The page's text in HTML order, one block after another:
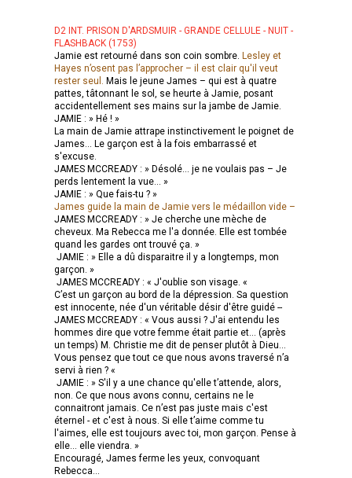
D2 INT. PRISON D'ARDSMUIR - GRANDE CELLULE - NUIT -
FLASHBACK (1753)
Jamie est retourné dans son coin sombre. Lesley et
Hayes n’osent pas l’approcher – il est clair qu'il veut
rester seul. Mais le jeune James – qui est à quatre
pattes, tâtonnant le sol, se heurte à Jamie, posant
accidentellement ses mains sur la jambe de Jamie.
JAMIE : » Hé ! »
La main de Jamie attrape instinctivement le poignet de
James... Le garçon est à la fois embarrassé et
s'excuse.
JAMES MCCREADY : » Désolé... je ne voulais pas – Je
perds lentement la vue... »
JAMIE : » Que fais-tu ? »
James guide la main de Jamie vers le médaillon vide –
JAMES MCCREADY : » Je cherche une mèche de
cheveux. Ma Rebecca me l'a donnée. Elle est tombée
quand les gardes ont trouvé ça. »
JAMIE : » Elle a dû disparaitre il y a longtemps, mon
garçon. »
JAMES MCCREADY : « J'oublie son visage. «
C’est un garçon au bord de la dépression. Sa question
est innocente, née d'un véritable désir d'être guidé --
JAMES MCCREADY : « Vous aussi ? J'ai entendu les
hommes dire que votre femme était partie et... (après
un temps) M. Christie me dit de penser plutôt à Dieu...
Vous pensez que tout ce que nous avons traversé n’a
servi à rien ? «
JAMIE : » S'il y a une chance qu'elle t’attende, alors,
non. Ce que nous avons connu, certains ne le
connaitront jamais. Ce n’est pas juste mais c'est
éternel - et c'est à nous. Si elle t’aime comme tu
l'aimes, elle est toujours avec toi, mon garçon. Pense à
elle... elle viendra. »
Encouragé, James ferme les yeux, convoquant
Rebecca...